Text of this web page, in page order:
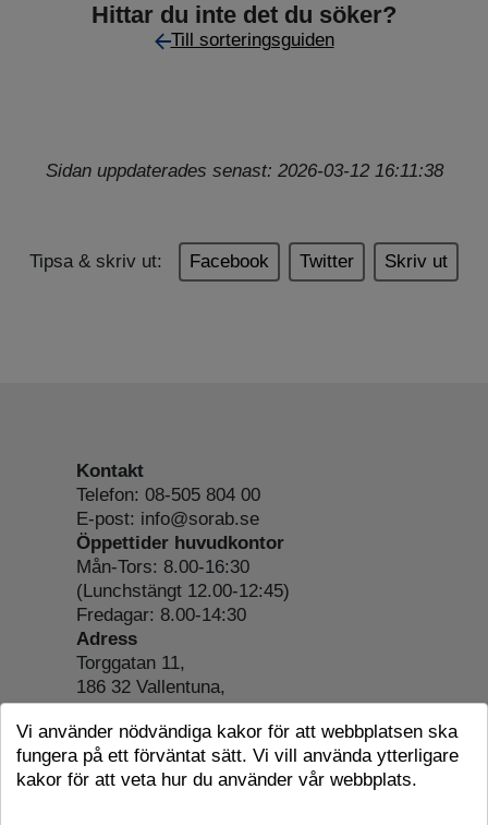
Hittar du inte det du söker?
Till sorteringsguiden
Sidan uppdaterades senast: 2026-03-12 16:11:38
Tipsa & skriv ut: Facebook Twitter Skriv ut
Kontakt
Telefon: 08-505 804 00
E-post: info@sorab.se
Öppettider huvudkontor
Mån-Tors: 8.00-16:30
(Lunchstängt 12.00-12:45)
Fredagar: 8.00-14:30
Adress
Torggatan 11,
186 32 Vallentuna,
Org.nr: 556197-4022
Om webbplatsen
Tillgänglighetsredogörelse
Cookie-information
Vi använder nödvändiga kakor för att webbplatsen ska
fungera på ett förväntat sätt. Vi vill använda ytterligare
kakor för att veta hur du använder vår webbplats.